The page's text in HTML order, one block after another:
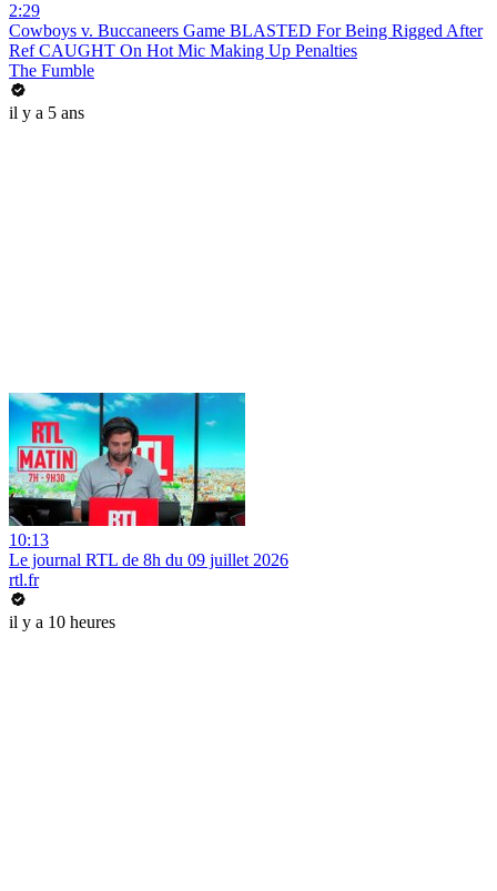
2:29
Cowboys v. Buccaneers Game BLASTED For Being Rigged After
Ref CAUGHT On Hot Mic Making Up Penalties
The Fumble
il y a 5 ans
10:13
Le journal RTL de 8h du 09 juillet 2026
rtl.fr
il y a 10 heures